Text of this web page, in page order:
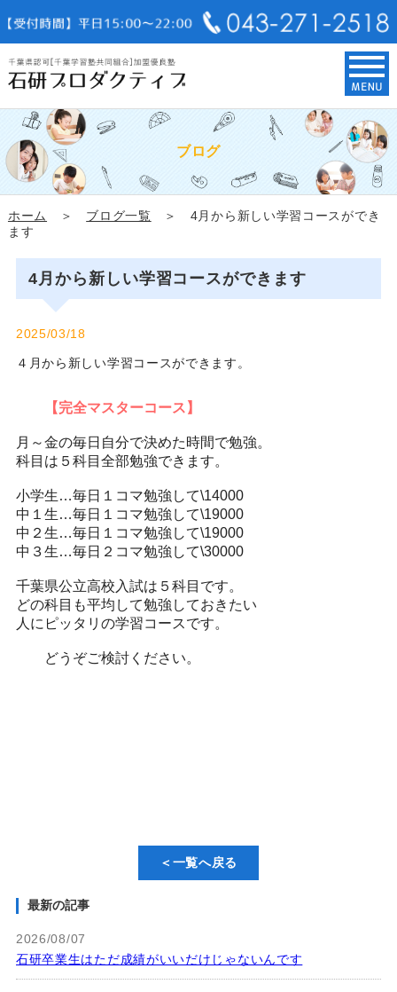
ブログ
ホーム ＞ ブログ一覧 ＞ 4月から新しい学習コースができ
ます
4月から新しい学習コースができます
2025/03/18
４月から新しい学習コースができます。
【完全マスターコース】
月～金の毎日自分で決めた時間で勉強。
科目は５科目全部勉強できます。
小学生…毎日１コマ勉強して\14000
中１生…毎日１コマ勉強して\19000
中２生…毎日１コマ勉強して\19000
中３生…毎日２コマ勉強して\30000
千葉県公立高校入試は５科目です。
どの科目も平均して勉強しておきたい
人にピッタリの学習コースです。
どうぞご検討ください。
＜一覧へ戻る
最新の記事
2026/08/07
石研卒業生はただ成績がいいだけじゃないんです